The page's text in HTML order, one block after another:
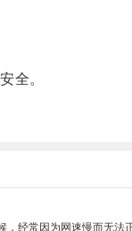
全。
经常因为网速慢而无法